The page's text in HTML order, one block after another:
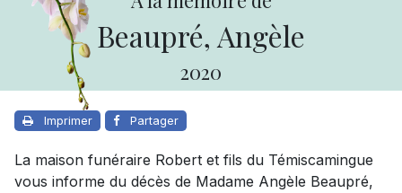
Beaupré, Angèle
2020
Imprimer Partager
La maison funéraire Robert et fils du Témiscamingue
vous informe du décès de Madame Angèle Beaupré,